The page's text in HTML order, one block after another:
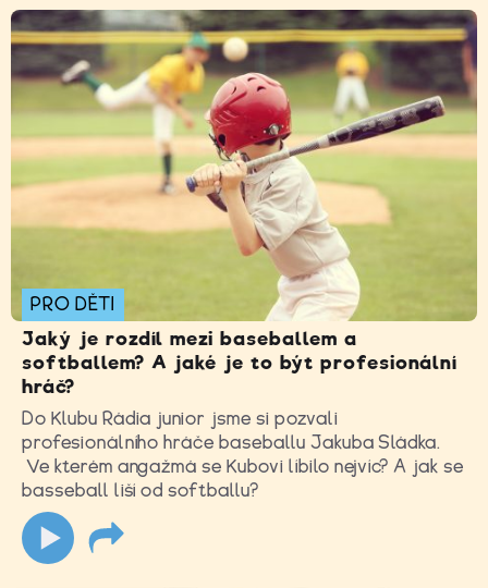
PRO DĚTI
Jaký je rozdíl mezi baseballem a
softballem? A jaké je to být profesionální
hráč?
Do Klubu Rádia junior jsme si pozvali
profesionálního hráče baseballu Jakuba Sládka.
Ve kterém angažmá se Kubovi líbilo nejvíc? A jak se
basseball liší od softballu?